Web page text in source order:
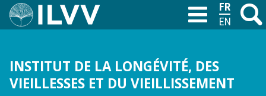
Aller
au
M
INSTITUT DE LA LONGÉVITÉ, DES
VIEILLESSES ET DU VIEILLISSEMENT
T
FRANÇAIS
ENGLISH